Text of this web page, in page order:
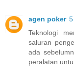
agen poker
Teknologi
saluran
ada
peralatan